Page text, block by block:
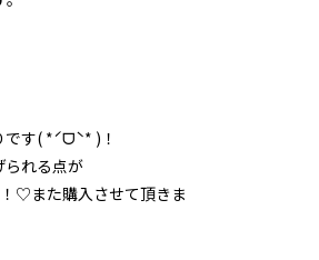
です( *ˊᗜˋ* )！
られる点が
♡また購入させて頂きま